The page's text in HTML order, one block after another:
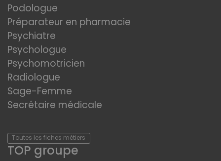
Podologue
Préparateur en pharmacie
Psychiatre
Psychologue
Psychomotricien
Radiologue
Sage-Femme
Secrétaire médicale
Toutes les fiches métiers
TOP groupe